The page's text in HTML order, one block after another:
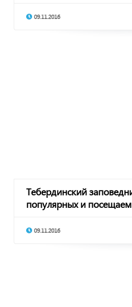
09.11.2016
Тебердинский
популярных и
09.11.2016